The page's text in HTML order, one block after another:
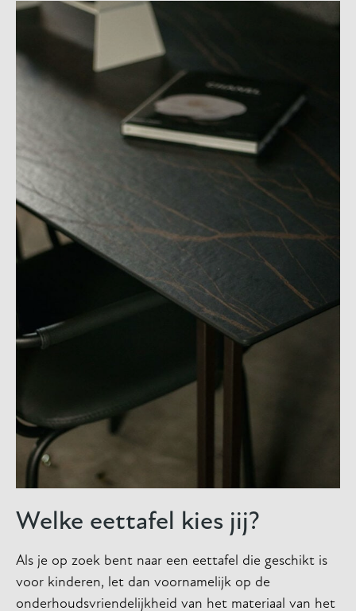
Welke eettafel kies jij?
Als je op zoek bent naar een eettafel die geschikt is
voor kinderen, let dan voornamelijk op de
onderhoudsvriendelijkheid van het materiaal van het